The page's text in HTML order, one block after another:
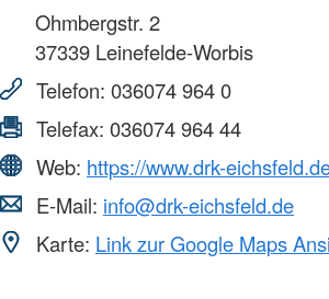
Ohmbergstr. 2
37339 Leinefelde-Worbis
Telefon: 036074 964 0
Telefax: 036074 964 44
Web: https://www.drk-
E-Mail: info@drk-eichsfeld.de
Karte: Link zur Google Maps